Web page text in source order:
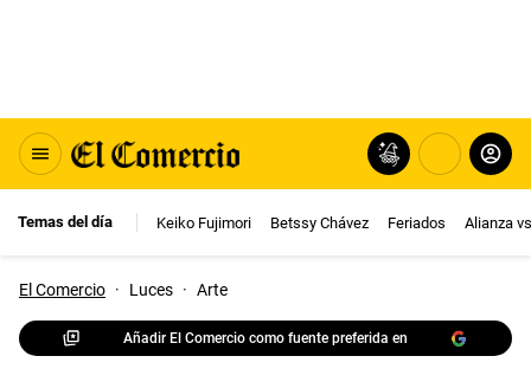
Temas del día Keiko Fujimori Betssy Chávez Feriados Alianza
El Comercio · Luces · Arte
Añadir El Comercio como fuente preferida en